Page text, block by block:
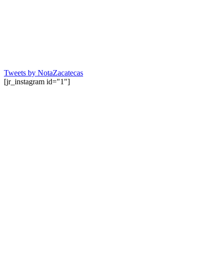
Tweets by NotaZacatecas
[jr_instagram id="1"]